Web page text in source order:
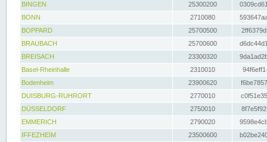
BINGEN
25300200
BONN
2710080
BOPPARD
25700500
BRAUBACH
25700600
BREISACH
23300320
Basel-Rheinhalle
2310010
Bodenheim
23900620
DUISBURG-RUHRORT
2770010
DÜSSELDORF
2750010
EMMERICH
2790020
IFFEZHEIM
23500600